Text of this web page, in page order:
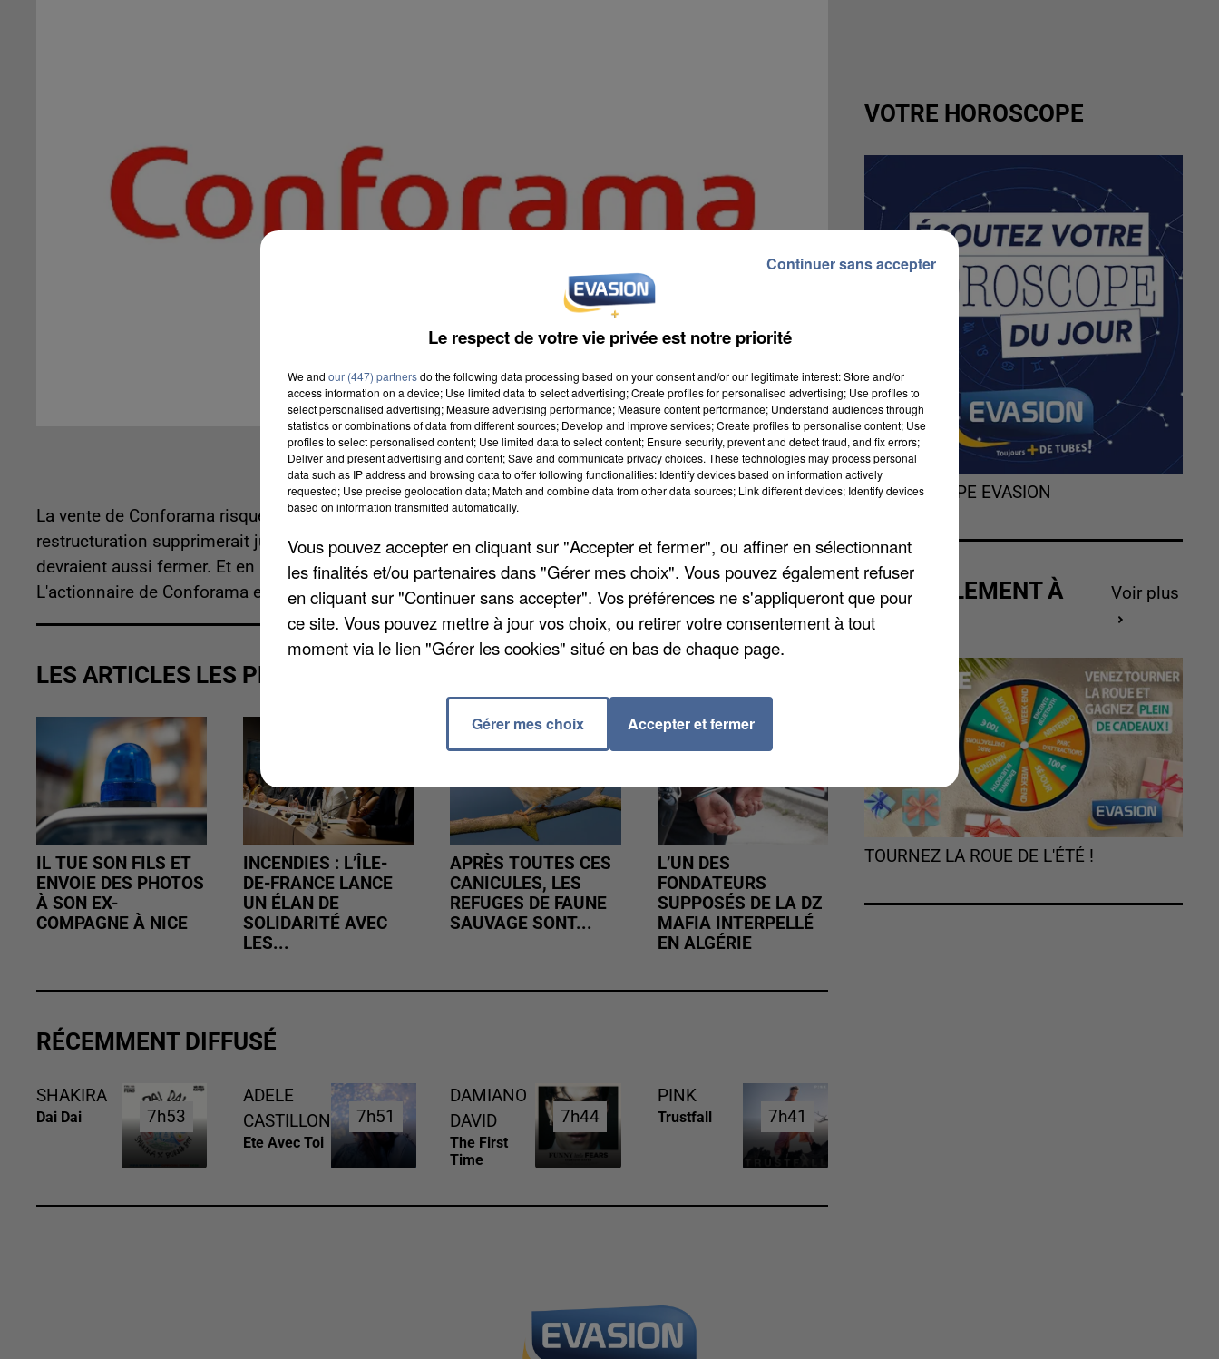
La vente de Conforama risque de faire mal en Picardie. Selon BFM Business, un grand plan de
restructuration supprimerait jusqu'à 2.500 emplois dans toute la France. Une quarantaine de magasins
devraient aussi fermer. Et en Picardie, sept établissements sont menacés, dont celui d'Amiens.
L'actionnaire de Conforama espère vendre la marque de meuble entre 600 et 700 millions d'euros.
LES ARTICLES LES PLUS VUS
IL TUE SON FILS ET
ENVOIE DES PHOTOS
À SON EX-
COMPAGNE À NICE
INCENDIES : L’ÎLE-
DE-FRANCE LANCE
UN ÉLAN DE
SOLIDARITÉ AVEC
LES...
APRÈS TOUTES CES
CANICULES, LES
REFUGES DE FAUNE
SAUVAGE SONT...
L’UN DES
FONDATEURS
SUPPOSÉS DE LA DZ
MAFIA INTERPELLÉ
EN ALGÉRIE
RÉCEMMENT DIFFUSÉ
SHAKIRA
Dai Dai 7h53
7h53
ADELE
CASTILLON
Ete Avec Toi
7h51
7h51
DAMIANO
DAVID
The First
Time
7h44
7h44
PINK
Trustfall 7h41
7h41
VOTRE HOROSCOPE
L'HOROSCOPE EVASION
ACTUELLEMENT À
GAGNER
Voir plus
TOURNEZ LA ROUE DE L'ÉTÉ !
Le respect de votre vie privée est notre priorité
We and our (447) partnersdo the following data processing based on your consent and/or our legitimate interest: Store and/or
access information on a device; Use limited data to select advertising; Create profiles for personalised advertising; Use profiles to
select personalised advertising; Measure advertising performance; Measure content performance; Understand audiences through
statistics or combinations of data from different sources; Develop and improve services; Create profiles to personalise content; Use
profiles to select personalised content; Use limited data to select content; Ensure security, prevent and detect fraud, and fix errors;
Deliver and present advertising and content; Save and communicate privacy choices. These technologies may process personal
data such as IP address and browsing data to offer following functionalities: Identify devices based on information actively
requested; Use precise geolocation data; Match and combine data from other data sources; Link different devices; Identify devices
based on information transmitted automatically.
Vous pouvez accepter en cliquant sur "Accepter et fermer", ou affiner en sélectionnant
les finalités et/ou partenaires dans "Gérer mes choix". Vous pouvez également refuser
en cliquant sur "Continuer sans accepter". Vos préférences ne s'appliqueront que pour
ce site. Vous pouvez mettre à jour vos choix, ou retirer votre consentement à tout
moment via le lien "Gérer les cookies" situé en bas de chaque page.
Gérer mes choix Accepter et fermer
Continuer sans accepter